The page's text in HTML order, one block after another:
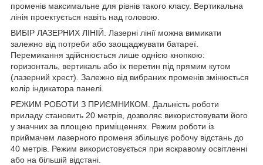
променів максимальне для рівнів такого класу. Вертикальна
лінія проектується навіть над головою.
ВИБІР ЛАЗЕРНИХ ЛІНІЙ. Лазерні лінії можна вимикати
залежно від потреби або заощаджувати батареї.
Перемикання здійснюється лише однією кнопкою:
горизонталь, вертикаль або їх перетин під прямим кутом
(лазерний хрест). Залежно від вибраних променів змінюється
колір індикатора панелі.
РЕЖИМ РОБОТИ З ПРИЄМНИКОМ. Дальність роботи
приладу становить 20 метрів, дозволяє використовувати його
у значних за площею приміщеннях. Режим роботи із
приймачем лазерного променя збільшує робочу відстань до
40 метрів. Режим використовується при яскравому освітленні
або на більшій відстані.